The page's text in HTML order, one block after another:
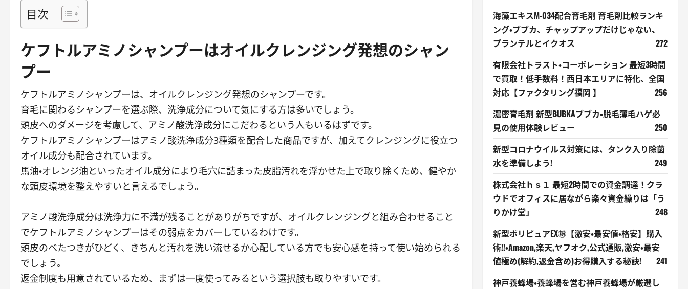
目次
ケフトルアミノシャンプーはオイルクレンジング発想のシャン
プー
ケフトルアミノシャンプーは、オイルクレンジング発想のシャンプーです。
育毛に関わるシャンプーを選ぶ際、洗浄成分について気にする方は多いでしょう。
頭皮へのダメージを考慮して、アミノ酸洗浄成分にこだわるという人もいるはずです。
ケフトルアミノシャンプーはアミノ酸洗浄成分3種類を配合した商品ですが、加えてクレンジングに役立つ
オイル成分も配合されています。
馬油・オレンジ油といったオイル成分により毛穴に詰まった皮脂汚れを浮かせた上で取り除くため、健やか
な頭皮環境を整えやすいと言えるでしょう。
アミノ酸洗浄成分は洗浄力に不満が残ることがありがちですが、オイルクレンジングと組み合わせること
でケフトルアミノシャンプーはその弱点をカバーしているわけです。
頭皮のべたつきがひどく、きちんと汚れを洗い流せるか心配している方でも安心感を持って使い始められる
でしょう。
返金制度も用意されているため、まずは一度使ってみるという選択肢も取りやすいです。
海藻エキスM-034配合育毛剤 育毛剤比較ランキ
ング・ブブカ、チャップアップだけじゃない、
プランテルとイクオス
272
有限会社トラスト・コーポレーション 最短3時間
で買取！低手数料！西日本エリアに特化、全国
対応【ファクタリング福岡 】
256
濃密育毛剤 新型BUBKAブブカ・脱毛薄毛ハゲ必
見の使用体験レビュー
250
新型コロナウイルス対策には、タンク入り除菌
水を準備しよう!
249
株式会社ｈｓ１ 最短2時間での資金調達！クラ
ウドでオフィスに居ながら楽々資金繰りは「う
りかけ堂」
248
新型ポリピュアEX㊙【激安・最安値・格安】購入
術!!・Amazon,楽天,ヤフオク,公式通販,激安・最安
値極め(解約,返金含め)お得購入する秘訣!
241
神戸養蜂場・養蜂場を営む神戸養蜂場が厳選し